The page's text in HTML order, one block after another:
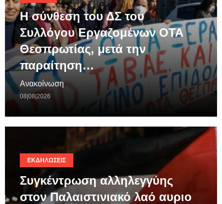
Η σύνθεση του ΔΣ του
Συλλόγου Εργαζομένων ΟΤΑ
Θεσπρωτίας, μετά την
παραίτηση…
Ανακοίνωση
08|08|2026
ΕΚΔΗΛΏΣΕΙΣ
Συγκέντρωση αλληλεγγύης
στον Παλαιστινιακό λαό αυριο